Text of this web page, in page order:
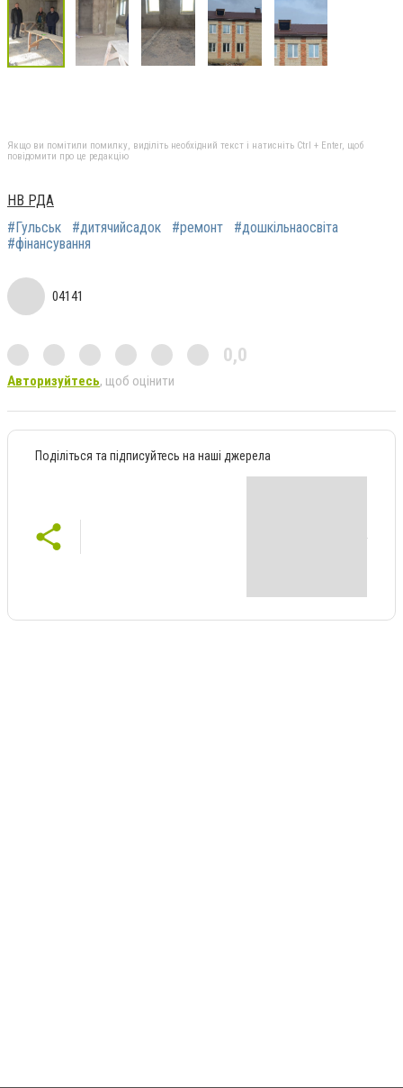
Якщо ви помітили помилку, виділіть необхідний текст і натисніть Ctrl + Enter, щоб
повідомити про це редакцію
НВ РДА
#Гульськ
#дитячийсадок #ремонт
#дошкільнаосвіта
#фінансування
04141
0,0
Авторизуйтесь, щоб оцінити
Поділіться та підписуйтесь на наші джерела